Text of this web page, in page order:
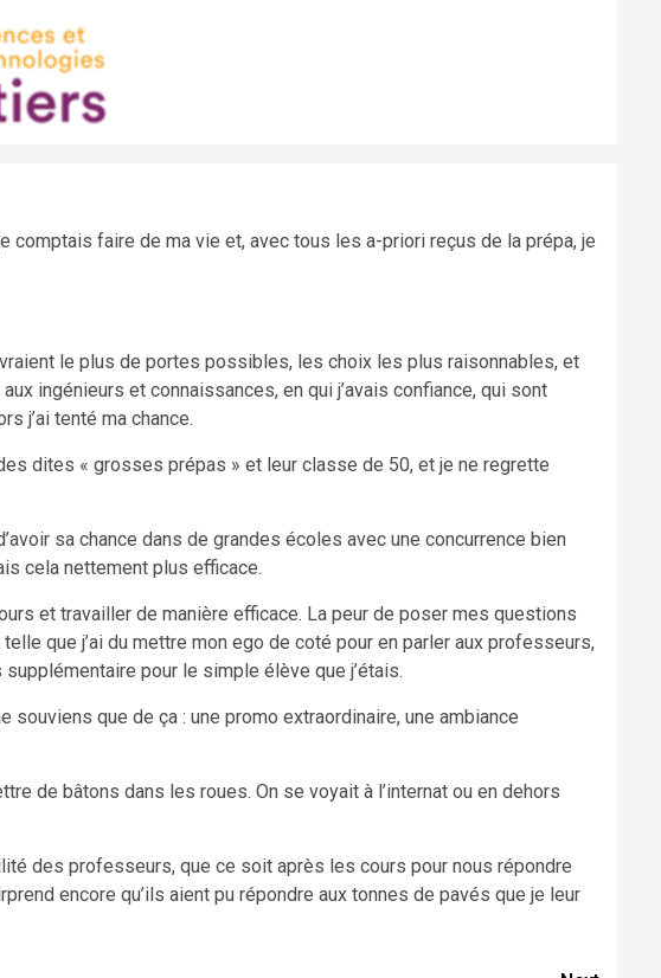
comptais faire de ma vie et, avec tous les a-priori reçus de la prépa, je
le plus de portes possibles, les choix les plus raisonnables, et
ingénieurs et connaissances, en qui j’avais confiance, qui sont
j’ai tenté ma chance.
dites « grosses prépas » et leur classe de 50, et je ne regrette
sa chance dans de grandes écoles avec une concurrence bien
cela nettement plus efficace.
et travailler de manière efficace. La peur de poser mes questions
que j’ai du mettre mon ego de coté pour en parler aux professeurs,
pour le simple élève que j’étais.
souviens que de ça : une promo extraordinaire, une ambiance
de bâtons dans les roues. On se voyait à l’internat ou en dehors
des professeurs, que ce soit après les cours pour nous répondre
encore qu’ils aient pu répondre aux tonnes de pavés que je leur